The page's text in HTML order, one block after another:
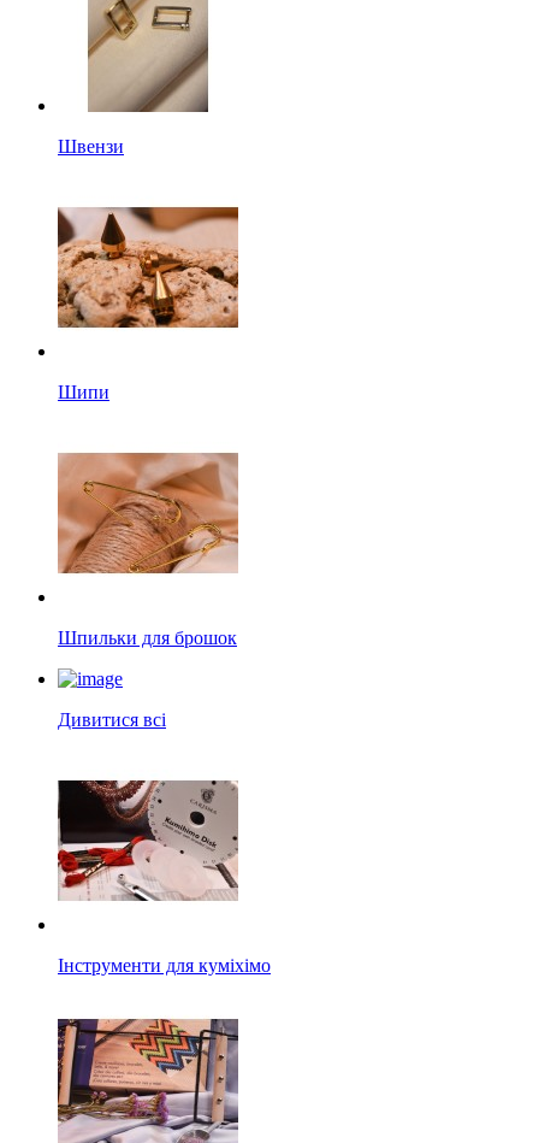
Швензи
Шипи
Шпильки для брошок
Дивитися всі
Інструменти для куміхімо